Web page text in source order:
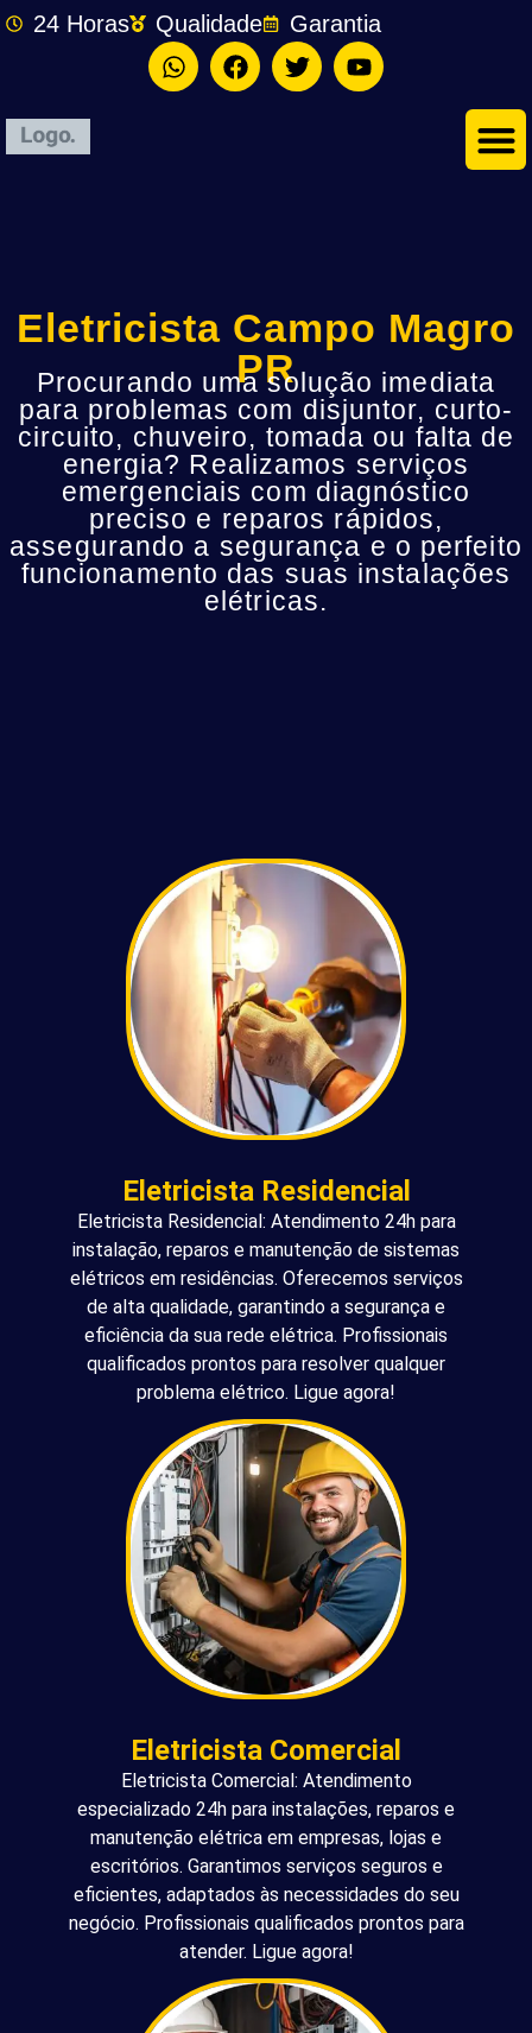
24 Horas Qualidade Garantia
Eletricista Campo Magro
PR
Procurando uma solução imediata
para problemas com disjuntor, curto-
circuito, chuveiro, tomada ou falta de
energia? Realizamos serviços
emergenciais com diagnóstico
preciso e reparos rápidos,
assegurando a segurança e o perfeito
funcionamento das suas instalações
elétricas.
Eletricista Residencial
Eletricista Residencial: Atendimento 24h para
instalação, reparos e manutenção de sistemas
elétricos em residências. Oferecemos serviços
de alta qualidade, garantindo a segurança e
eficiência da sua rede elétrica. Profissionais
qualificados prontos para resolver qualquer
problema elétrico. Ligue agora!
Eletricista Comercial
Eletricista Comercial: Atendimento
especializado 24h para instalações, reparos e
manutenção elétrica em empresas, lojas e
escritórios. Garantimos serviços seguros e
eficientes, adaptados às necessidades do seu
negócio. Profissionais qualificados prontos para
atender. Ligue agora!